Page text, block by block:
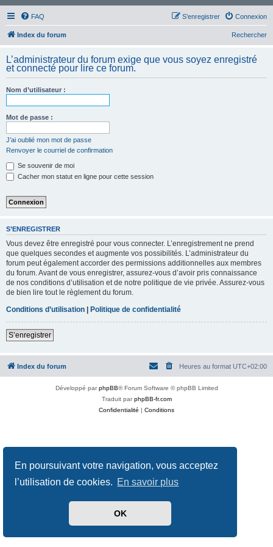
En poursuivant votre navigation, vous acceptez
l’utilisation de cookies. En savoir plus
OK
FAQ Connexion
S’enregistrer
Index du forum Rechercher
L’administrateur du forum exige que vous soyez enregistré
et connecté pour lire ce forum.
Nom d’utilisateur :
Mot de passe :
J’ai oublié mon mot de passe
Renvoyer le courriel de confirmation
Se souvenir de moi
Cacher mon statut en ligne pour cette session
S’ENREGISTRER
Vous devez être enregistré pour vous connecter. L’enregistrement ne prend
que quelques secondes et augmente vos possibilités. L’administrateur du
forum peut également accorder des permissions additionnelles aux membres
du forum. Avant de vous enregistrer, assurez-vous d’avoir pris connaissance
de nos conditions d’utilisation et de notre politique de vie privée. Assurez-vous
de bien lire tout le règlement du forum.
Conditions d’utilisation | Politique de confidentialité
S’enregistrer
Index du forum Heures au format UTC+02:00
Développé parphpBB® Forum Software © phpBB Limited
Traduit parphpBB-fr.com
Confidentialité | Conditions